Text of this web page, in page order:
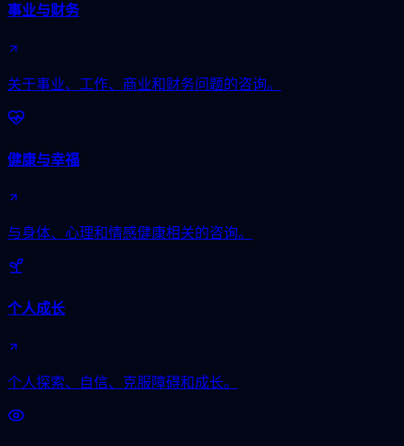
事业与财务
关于事业、工作、商业和财务问题的咨询。
健康与幸福
与身体、心理和情感健康相关的咨询。
个人成长
个人探索、自信、克服障碍和成长。